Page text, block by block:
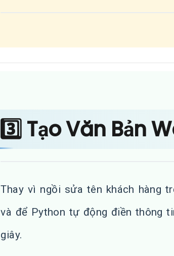
3️⃣ Tạo Văn Bản
Thay vì ngồi sửa tên khách hàng
và để Python tự động điền thông
giây.